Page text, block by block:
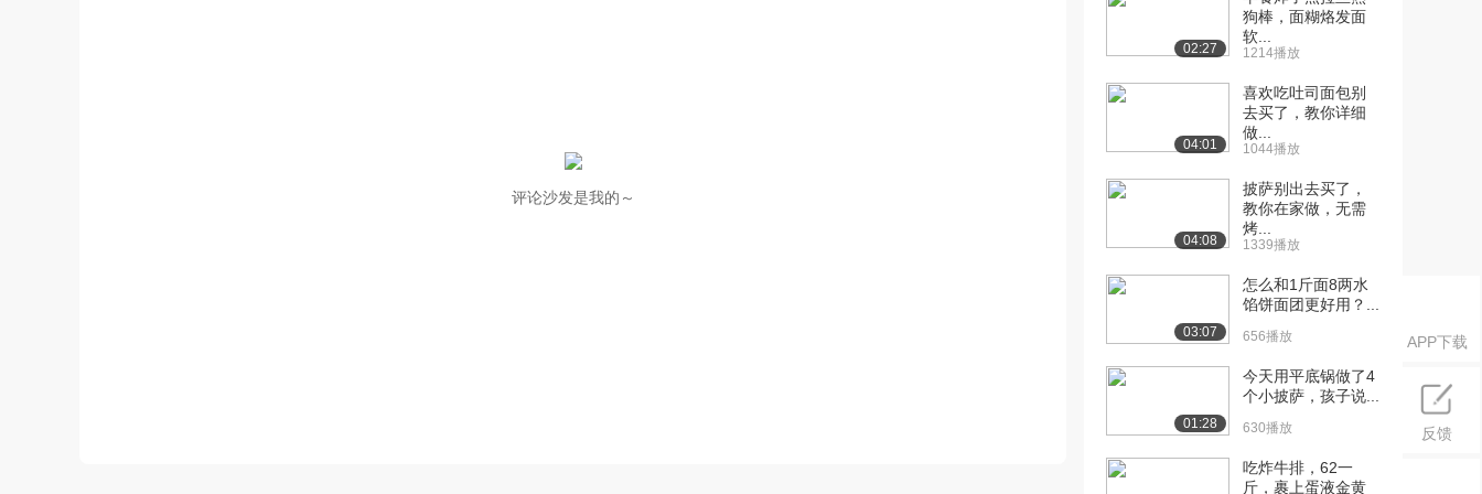
APP下载
反馈
评论沙发是我的～
02:27
狗棒，面糊烙发面
软...
1214播放
04:01
喜欢吃吐司面包别
去买了，教你详细
做...
1044播放
04:08
披萨别出去买了，
教你在家做，无需
烤...
1339播放
03:07
怎么和1斤面8两水
馅饼面团更好用？...
656播放
01:28
今天用平底锅做了4
个小披萨，孩子说...
630播放
吃炸牛排，62一
斤，裹上蛋液金黄